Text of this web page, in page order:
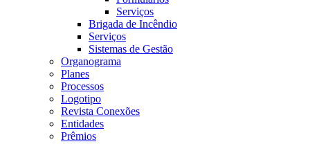
Serviços
Brigada de Incêndio
Serviços
Sistemas de Gestão
Organograma
Planes
Processos
Logotipo
Revista Conexões
Entidades
Prêmios